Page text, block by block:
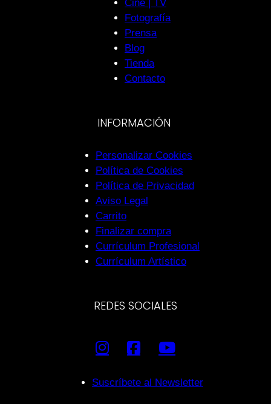
Cine | TV
Fotografía
Prensa
Blog
Tienda
Contacto
INFORMACIÓN
Personalizar Cookies
Política de Cookies
Política de Privacidad
Aviso Legal
Carrito
Finalizar compra
Currículum Profesional
Currículum Artístico
REDES SOCIALES
Suscríbete al Newsletter